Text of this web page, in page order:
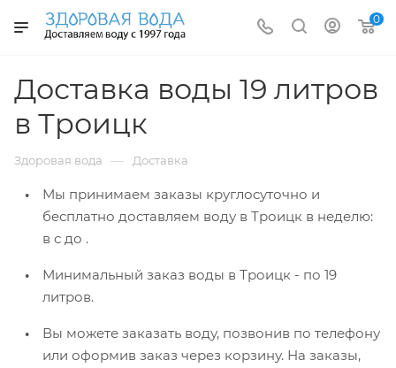
0
Доставка воды 19 литров
в Троицк
Здоровая вода — Доставка
Мы принимаем заказы круглосуточно и
бесплатно доставляем воду в Троицк в неделю:
в с до .
Минимальный заказ воды в Троицк - по 19
литров.
Вы можете заказать воду, позвонив по телефону
или оформив заказ через корзину. На заказы,